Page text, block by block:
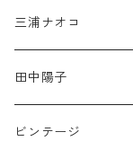
三浦ナオコ
田中陽子
ビンテージ